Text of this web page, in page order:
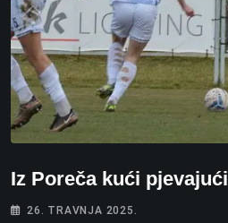
Iz Poreča kući pjevajući
26. TRAVNJA 2025.